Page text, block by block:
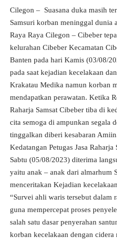
Cilegon – Suasana duka masih
Samsuri korban meninggal dunia
Raya Raya Cilegon – Cibeber
kelurahan Cibeber Kecamatan
Banten pada hari Kamis (03/08/
pada saat kejadian kecelakaan
Krakatau Medika namun korban
mendapatkan perawatan. Ketika
Raharja Samsat Cibeber tiba di
cita semoga di ampunkan segala
tinggalkan diberi kesabaran
Kedatangan Petugas Jasa
Sabtu (05/08/2023) diterima
yaitu anak – anak dari almarhum
menceritakan Kejadian
“Survei ahli waris tersebut dalam
guna mempercepat proses
salah satu dasar penyerahan
korban kecelakaan dengan